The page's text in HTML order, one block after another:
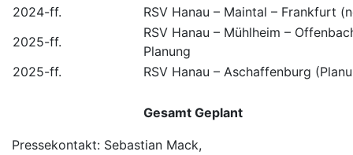
2024-ff.
RSV Hanau – Maintal – Frankfurt
2025-ff.
RSV Hanau – Mühlheim –
Planung
2025-ff.
RSV Hanau – Aschaffenburg
Gesamt Geplant
Pressekontakt: Sebastian Mack,